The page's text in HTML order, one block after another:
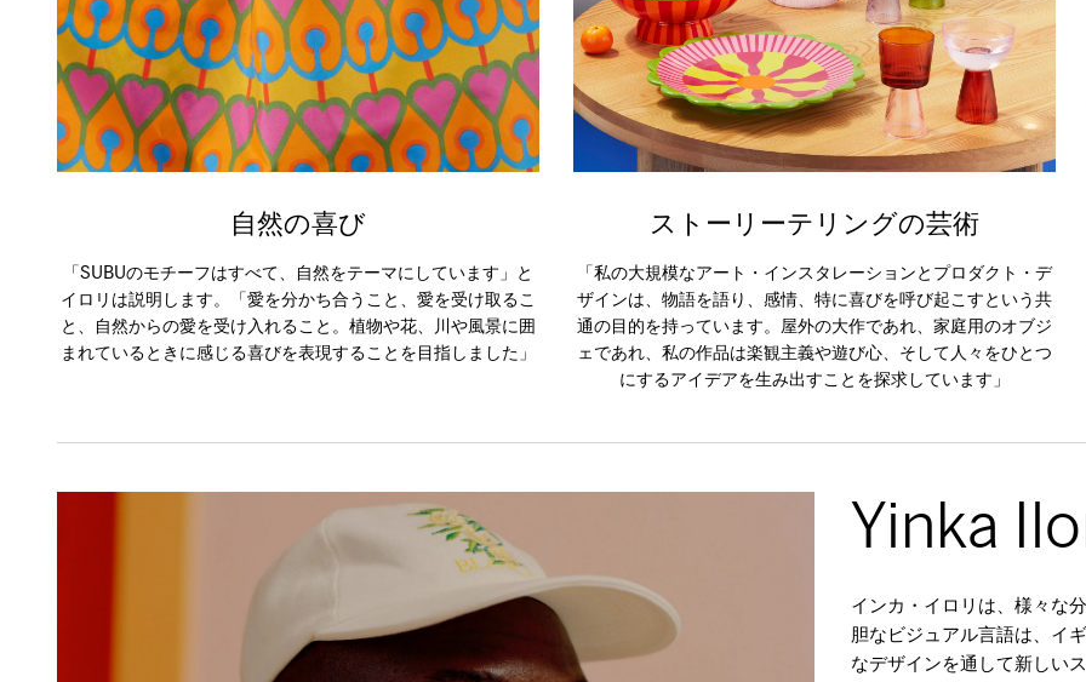
自然の喜び
「SUBUのモチーフはすべて、自然をテーマにしています」と
イロリは説明します。「愛を分かち合うこと、愛を受け取るこ
と、自然からの愛を受け入れること。植物や花、川や風景に囲
まれているときに感じる喜びを表現することを目指しました」
ストーリーテリングの芸術
「私の大規模なアート・インスタレーションとプロダクト・デ
ザインは、物語を語り、感情、特に喜びを呼び起こすという共
通の目的を持っています。屋外の大作であれ、家庭用のオブジ
ェであれ、私の作品は楽観主義や遊び心、そして人々をひとつ
にするアイデアを生み出すことを探求しています」
Yinka
インカ・イロリは、様々な
胆なビジュアル言語は、イ
なデザインを通して新しい